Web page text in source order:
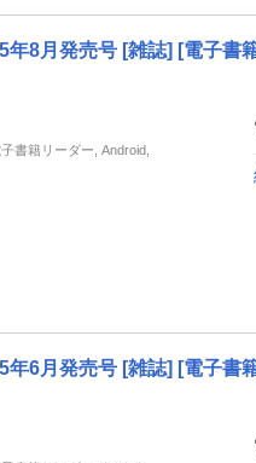
8月発売号 [雑誌] [電子書
書籍リーダー, Android,
6月発売号 [雑誌] [電子書